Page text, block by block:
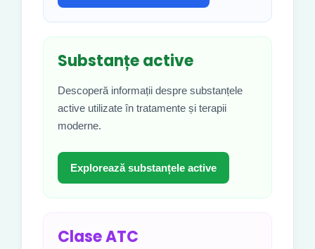
Substanțe active
Descoperă informații despre substanțele
active utilizate în tratamente și terapii
moderne.
Explorează substanțele active
Clase ATC